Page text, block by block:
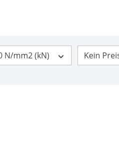
N/mm2 (kN) Kein